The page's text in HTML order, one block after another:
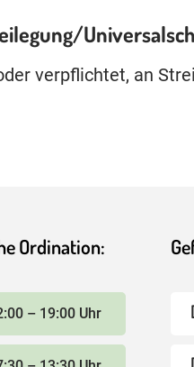
verpflichtet, an
Ordination:
– 19:00 Uhr